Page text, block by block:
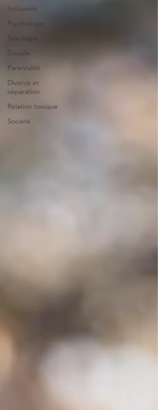
Inclusivité
Psychologie
Sexologie
Couple
Parentalité
Divorce et
séparation
Relation toxique
Société